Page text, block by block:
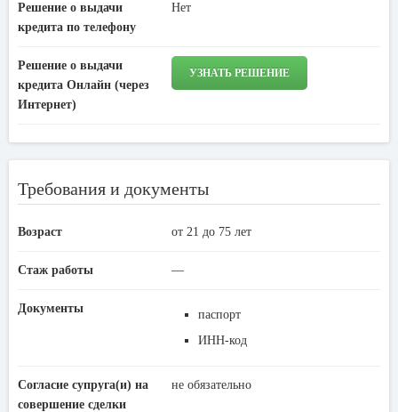
Решение о выдачи
кредита по телефону
Нет
Решение о выдачи
кредита Онлайн (через
Интернет)
УЗНАТЬ РЕШЕНИЕ
Требования и документы
Возраст от 21 до 75 лет
Стаж работы —
Документы
паспорт
ИНН-код
Согласие супруга(и) на
совершение сделки
не обязательно